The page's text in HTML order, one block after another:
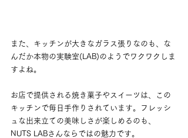
また、キッチンが大きなガラス張りなのも、な
んだか本物の実験室(LAB)のようでワクワクしま
すよね。
お店で提供される焼き菓子やスイーツは、この
キッチンで毎日手作りされています。フレッシ
ュな出来立ての美味しさが楽しめるのも、
NUTS LABさんならではの魅力です。